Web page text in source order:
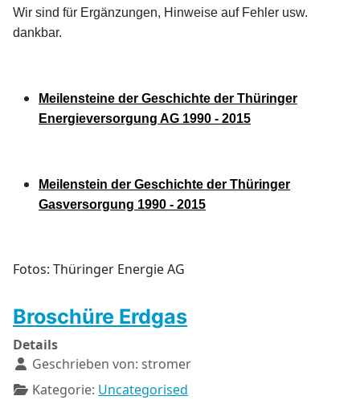
Wir sind für Ergänzungen, Hinweise auf Fehler usw.
dankbar.
Meilensteine der Geschichte der Thüringer
Energieversorgung AG 1990 - 2015
Meilenstein der Geschichte der Thüringer
Gasversorgung 1990 - 2015
Fotos: Thüringer Energie AG
Broschüre Erdgas
Details
Geschrieben von: stromer
Kategorie: Uncategorised